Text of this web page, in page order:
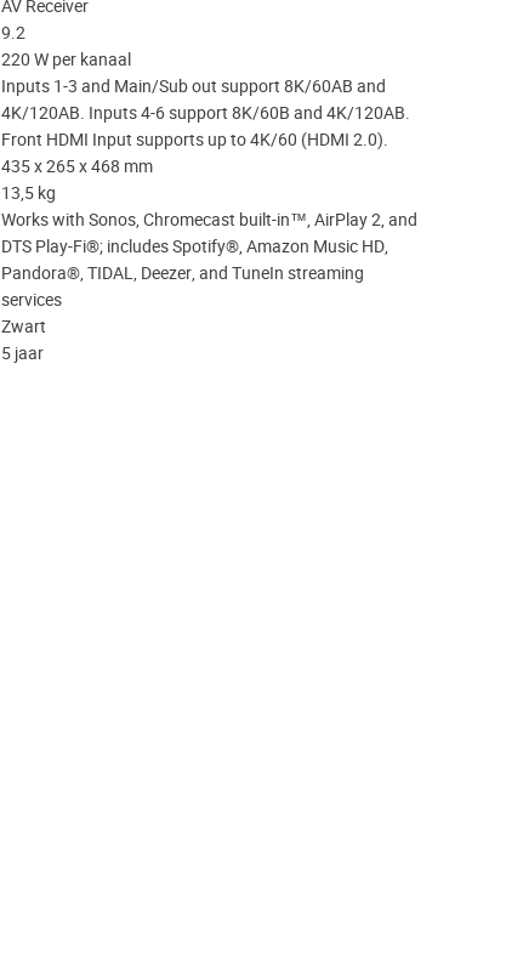
AV Receiver
9.2
220 W per kanaal
Inputs 1-3 and Main/Sub out support 8K/60AB and
4K/120AB. Inputs 4-6 support 8K/60B and 4K/120AB.
Front HDMI Input supports up to 4K/60 (HDMI 2.0).
435 x 265 x 468 mm
13,5 kg
Works with Sonos, Chromecast built-in™, AirPlay 2, and
DTS Play-Fi®; includes Spotify®, Amazon Music HD,
Pandora®, TIDAL, Deezer, and TuneIn streaming
services
Zwart
5 jaar